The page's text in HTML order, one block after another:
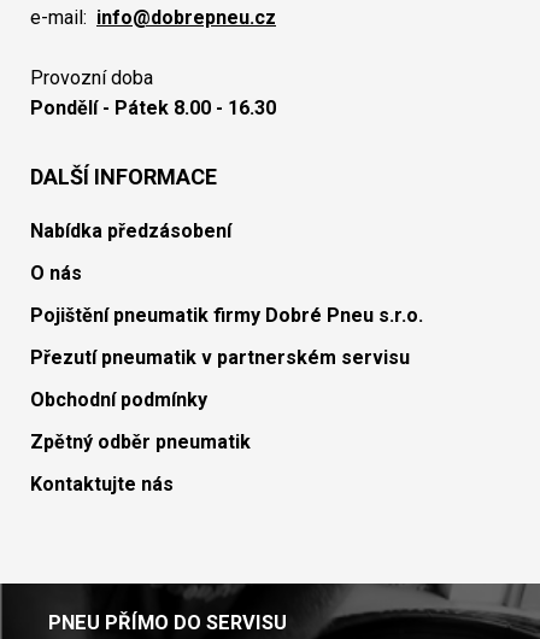
e-mail: info@dobrepneu.cz
Provozní doba
Pondělí - Pátek 8.00 - 16.30
DALŠÍ INFORMACE
Nabídka předzásobení
O nás
Pojištění pneumatik firmy Dobré Pneu s.r.o.
Přezutí pneumatik v partnerském servisu
Obchodní podmínky
Zpětný odběr pneumatik
Kontaktujte nás
PNEU PŘÍMO DO SERVISU